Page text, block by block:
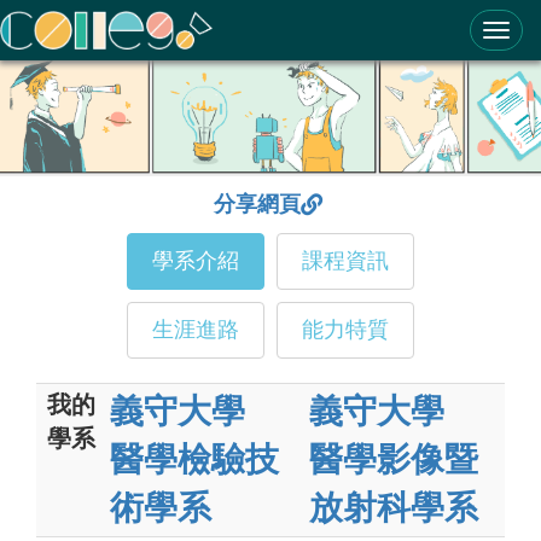
ColleGo! 大學選才與高中育才輔助系統
分享網頁
學系介紹 課程資訊
生涯進路 能力特質
我的
學系
義守大學
醫學檢驗技
術學系
義守大學
醫學影像暨
放射科學系